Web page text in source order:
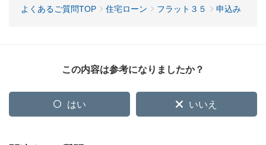
よくあるご質問TOP 住宅ローン フラット３５ 申込み
この内容は参考になりましたか？
はい いいえ